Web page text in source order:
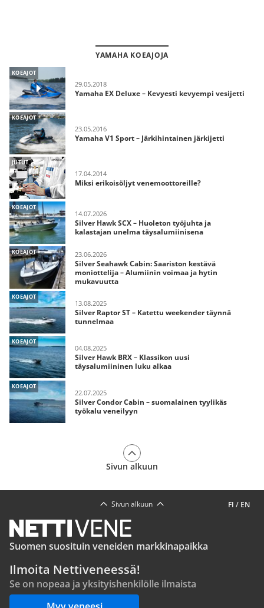
YAMAHA KOEAJOJA
KOEAJOT
29.05.2018
Yamaha EX Deluxe – Kevyesti kevyempi vesijetti
KOEAJOT
23.05.2016
Yamaha V1 Sport – Järkihintainen järkijetti
JUTUT
17.04.2014
Miksi erikoisöljyt venemoottoreille?
KOEAJOT
14.07.2026
Silver Hawk SCX – Huoleton työjuhta ja
kalastajan unelma täysalumiinisena
KOEAJOT 23.06.2026
Silver Seahawk Cabin: Saariston kestävä
moniottelija – Alumiinin voimaa ja hytin
mukavuutta
KOEAJOT
13.08.2025
Silver Raptor ST – Katettu weekender täynnä
tunnelmaa
KOEAJOT
04.08.2025
Silver Hawk BRX – Klassikon uusi
täysalumiininen luku alkaa
KOEAJOT
22.07.2025
Silver Condor Cabin – suomalainen tyylikäs
työkalu veneilyyn
Sivun alkuun
FI / EN
Sivun alkuun
Suomen suosituin veneiden markkinapaikka
Ilmoita Nettiveneessä!
Se on nopeaa ja yksityishenkilölle ilmaista